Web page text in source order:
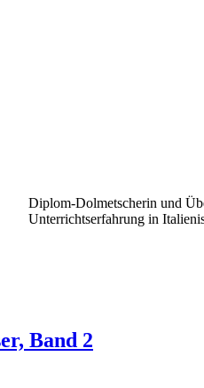
Diplom-Dolmetscherin und
Unterrichtserfahrung in
Band 2